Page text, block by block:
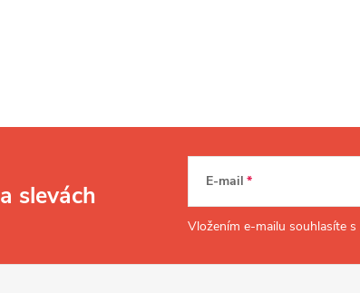
a slevách E-mail
Vložením e-mailu souhlasíte s